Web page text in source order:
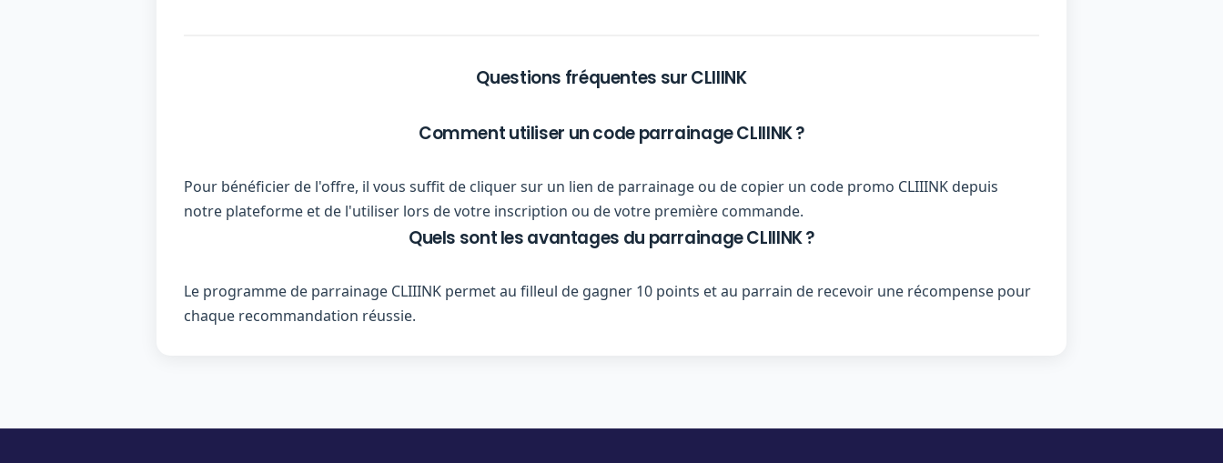
Questions fréquentes sur CLIIINK
Comment utiliser un code parrainage CLIIINK ?
Pour bénéficier de l'offre, il vous suffit de cliquer sur un lien de parrainage ou de copier un code promo CLIIINK depuis
notre plateforme et de l'utiliser lors de votre inscription ou de votre première commande.
Quels sont les avantages du parrainage CLIIINK ?
Le programme de parrainage CLIIINK permet au filleul de gagner 10 points et au parrain de recevoir une récompense pour
chaque recommandation réussie.